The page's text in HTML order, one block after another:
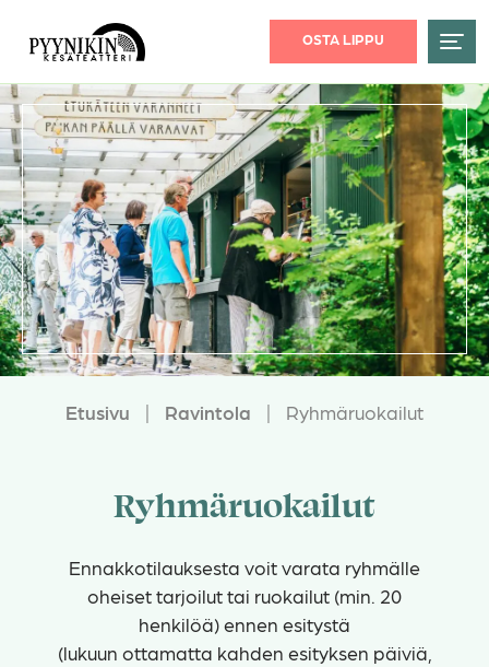
OSTA LIPPU
Etusivu | Ravintola | Ryhmäruokailut
Ryhmäruokailut
Ennakkotilauksesta voit varata ryhmälle
oheiset tarjoilut tai ruokailut (min. 20
henkilöä) ennen esitystä
(lukuun ottamatta kahden esityksen päiviä,